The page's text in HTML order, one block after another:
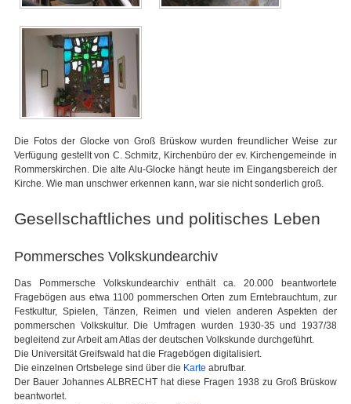
Die Fotos der Glocke von Groß Brüskow wurden freundlicher Weise zur
Verfügung gestellt von C. Schmitz, Kirchenbüro der ev. Kirchengemeinde in
Rommerskirchen. Die alte Alu-Glocke hängt heute im Eingangsbereich der
Kirche. Wie man unschwer erkennen kann, war sie nicht sonderlich groß.
Gesellschaftliches und politisches Leben
Pommersches Volkskundearchiv
Das Pommersche Volkskundearchiv enthält ca. 20.000 beantwortete
Fragebögen aus etwa 1100 pommerschen Orten zum Erntebrauchtum, zur
Festkultur, Spielen, Tänzen, Reimen und vielen anderen Aspekten der
pommerschen Volkskultur. Die Umfragen wurden 1930-35 und 1937/38
begleitend zur Arbeit am Atlas der deutschen Volkskunde durchgeführt.
Die Universität Greifswald hat die Fragebögen digitalisiert.
Die einzelnen Ortsbelege sind über die Karte abrufbar.
Der Bauer Johannes ALBRECHT hat diese Fragen 1938 zu Groß Brüskow
beantwortet.